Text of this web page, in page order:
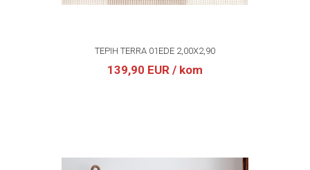
TEPIH TERRA 01EDE 2,00X2,90
139,90 EUR / kom